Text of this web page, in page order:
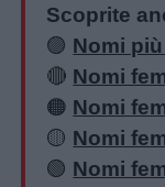
Scoprite
🟣 Nomi
🔴 Nomi
🟠 Nomi
🟡 Nomi
🟢 Nomi